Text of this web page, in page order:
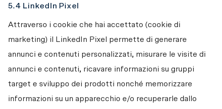
5.4 LinkedIn Pixel
Attraverso i cookie che hai accettato (cookie di
marketing) il LinkedIn Pixel permette di generare
annunci e contenuti personalizzati, misurare le visite di
annunci e contenuti, ricavare informazioni su gruppi
target e sviluppo dei prodotti nonché memorizzare
informazioni su un apparecchio e/o recuperarle dallo